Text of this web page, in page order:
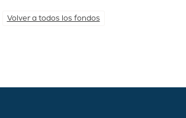
Volver a todos los fondos